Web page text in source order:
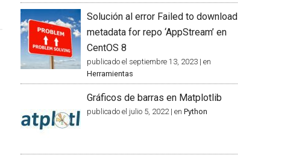
Solución al error Failed to download
metadata for repo ‘AppStream’ en
CentOS 8
publicado el septiembre 13, 2023 | en
Herramientas
Gráficos de barras en Matplotlib
publicado el julio 5, 2022| en Python